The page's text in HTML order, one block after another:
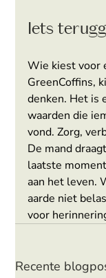
Iets
Wie kiest voor
GreenCoffins,
denken. Het is
waarden die
vond. Zorg,
De mand
laatste
aan het leven.
aarde niet
voor
Recente